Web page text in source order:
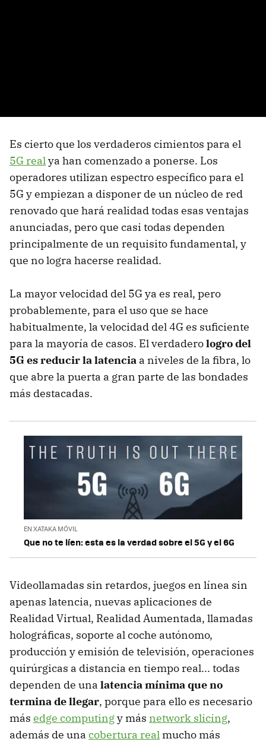
Es cierto que los verdaderos cimientos para el
5G realya han comenzado a ponerse. Los
operadores utilizan espectro específico para el
5G y empiezan a disponer de un núcleo de red
renovado que hará realidad todas esas ventajas
anunciadas, pero que casi todas dependen
principalmente de un requisito fundamental, y
que no logra hacerse realidad.
La mayor velocidad del 5G ya es real, pero
probablemente, para el uso que se hace
habitualmente, la velocidad del 4G es suficiente
para la mayoría de casos. El verdaderologro del
5G es reducir la latencia a niveles de la fibra, lo
que abre la puerta a gran parte de las bondades
más destacadas.
EN XATAKA MÓVIL
Que no te líen: esta es la verdad sobre el 5G y el 6G
Videollamadas sin retardos, juegos en línea sin
apenas latencia, nuevas aplicaciones de
Realidad Virtual, Realidad Aumentada, llamadas
holográficas, soporte al coche autónomo,
producción y emisión de televisión, operaciones
quirúrgicas a distancia en tiempo real... todas
dependen de una latencia mínima que no
termina de llegar, porque para ello es necesario
más edge computingy más network slicing,
además de una cobertura real mucho más